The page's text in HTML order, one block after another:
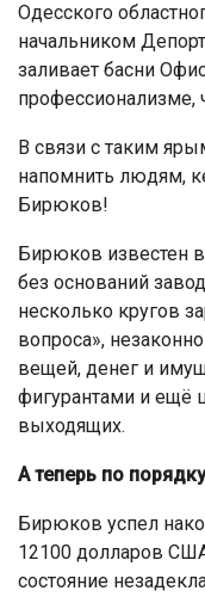
Одесского
начальником
заливает басни
профессионализме,
В связи с таким
напомнить людям,
Бирюков!
Бирюков известен
без оснований
несколько кругов
вопроса»,
вещей, денег и
фигурантами и ещё
выходящих.
А теперь по порядку
Бирюков успел
12100 долларов
состояние